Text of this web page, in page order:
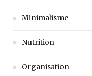
Minimalisme
Nutrition
Organisation